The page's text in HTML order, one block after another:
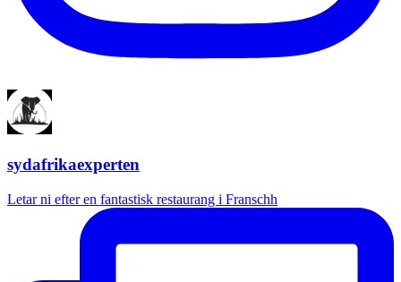
sydafrikaexperten
Letar ni efter en fantastisk restaurang i Franschh